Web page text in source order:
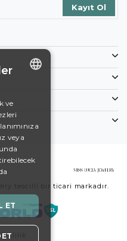
tescilli bir ticari markadır.
Gizlilik
DE
EN
SWEDISH
TURKISH
ve
veya
ET